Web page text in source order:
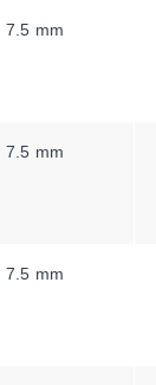
7.5 mm
7.5 mm
7.5 mm